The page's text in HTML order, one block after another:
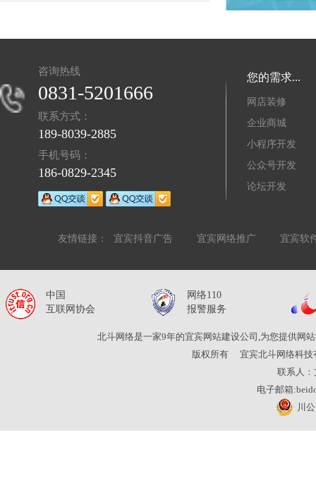
开班!
咨询热线
0831-5201666
联系方式：
189-8039-2885
手机号码：
186-0829-2345
您的需求...
网店装修
企业商城
小程序开发
公众号开发
论坛开发
友情链接： 宜宾抖音广告 宜宾网络推广 宜宾软
中国
互联网协会
网络110
报警服务
北斗网络是一家9年的宜宾网站建设公司,为您提供网
版权所有
宜宾北斗网络科技
联系人：
电子邮箱
川